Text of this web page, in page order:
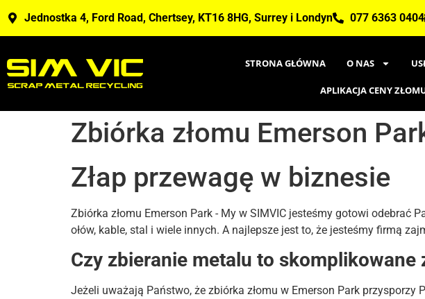
Jednostka 4, Ford Road, Chertsey, KT16 8HG, Surrey i Londyn 077 6363 0404
STRONA GŁÓWNA O NAS
APLIKACJA CENY
Zbiórka złomu Emerson
Złap przewagę w biznesie
Zbiórka złomu Emerson Park - My w SIMVIC jesteśmy gotowi odebrać
ołów, kable, stal i wiele innych. A najlepsze jest to, że jesteśmy firmą
Czy zbieranie metalu to skomplikowane
Jeżeli uważają Państwo, że zbiórka złomu w Emerson Park przysporzy